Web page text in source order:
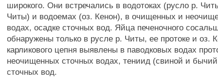
широкого. Они встречались в водотоках (русло р.
Читы) и водоемах (оз. Кенон), в очищенных и
водах, осадке сточных вод. Яйца печеночного
обнаружены только в русле р. Читы, ее протоке и оз.
карликового цепня выявлены в паводковых водах
неочищенных сточных водах, тениид (свиной и
сточных вод.